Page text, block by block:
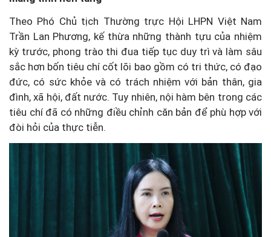
Theo Phó Chủ tịch Thường trực Hội LHPN Việt Nam
Trần Lan Phương, kế thừa những thành tựu của nhiệm
kỳ trước, phong trào thi đua tiếp tục duy trì và làm sâu
sắc hơn bốn tiêu chí cốt lõi bao gồm có tri thức, có đạo
đức, có sức khỏe và có trách nhiệm với bản thân, gia
đình, xã hội, đất nước. Tuy nhiên, nội hàm bên trong các
tiêu chí đã có những điều chỉnh căn bản để phù hợp với
đòi hỏi của thực tiễn.